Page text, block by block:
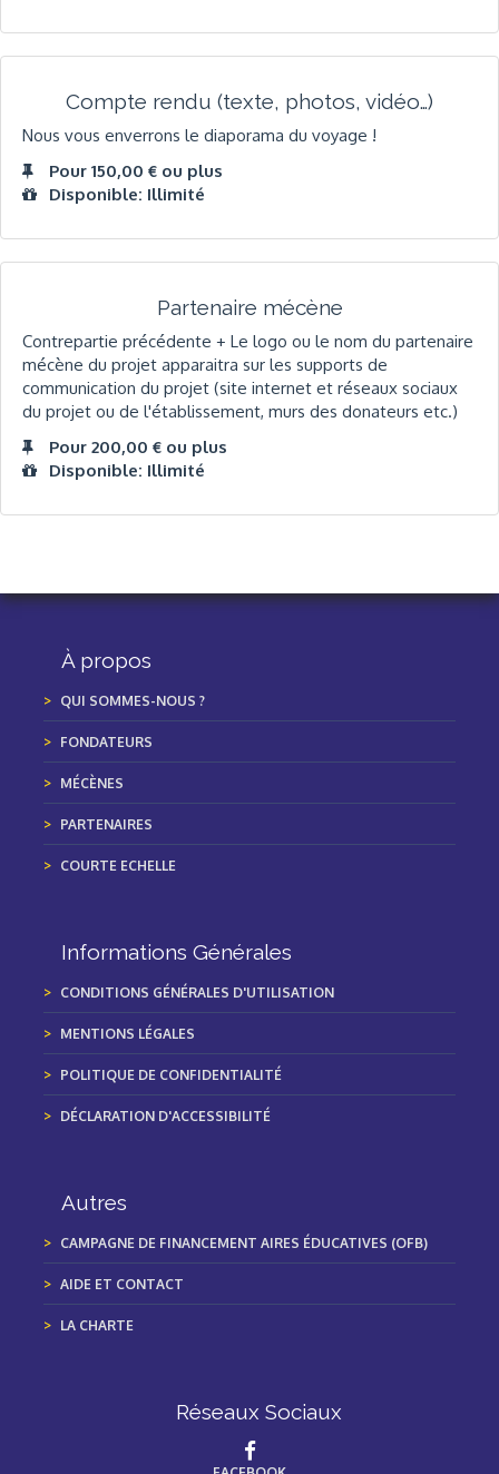
Compte rendu (texte, photos, vidéo…)
Nous vous enverrons le diaporama du voyage !
Pour 150,00 € ou plus
Disponible: Illimité
Partenaire mécène
Contrepartie précédente + Le logo ou le nom du partenaire
mécène du projet apparaitra sur les supports de
communication du projet (site internet et réseaux sociaux
du projet ou de l'établissement, murs des donateurs etc.)
Pour 200,00 € ou plus
Disponible: Illimité
À propos
QUI SOMMES-NOUS ?
FONDATEURS
MÉCÈNES
PARTENAIRES
COURTE ECHELLE
Informations Générales
CONDITIONS GÉNÉRALES D'UTILISATION
MENTIONS LÉGALES
POLITIQUE DE CONFIDENTIALITÉ
DÉCLARATION D'ACCESSIBILITÉ
Autres
CAMPAGNE DE FINANCEMENT AIRES ÉDUCATIVES (OFB)
AIDE ET CONTACT
LA CHARTE
Réseaux Sociaux